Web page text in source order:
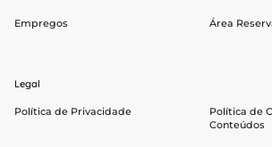
Empregos Área
Legal
Política de Privacidade
Política de
Conteúdos